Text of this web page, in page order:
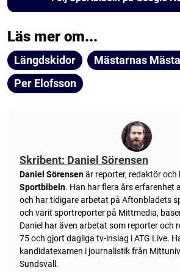
Läs mer om...
Längdskidor
Mästarnas
Per Elofsson
Skribent: Daniel Sörensen
Daniel Sörensenär reporter, redaktör och
Sportbibeln. Han har flera års erfarenhet
och har tidigare arbetat på Aftonbladets
och varit sportreporter på Mittmedia,
Daniel har även arbetat som reporter och
75 och gjort dagliga tv-inslag i ATG Live.
kandidatexamen i journalistik från
Sundsvall.